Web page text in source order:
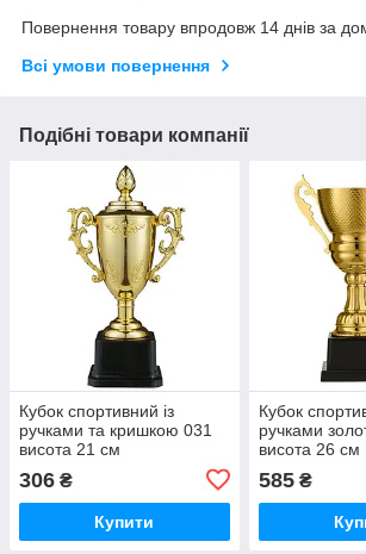
Повернення товару впродовж 14 днів за
Всі умови повернення
Подібні товари компанії
Кубок спортивний із
ручками та кришкою 031
висота 21 см
306 ₴
Купити
Кубок
ручками
висота 26 см
585₴